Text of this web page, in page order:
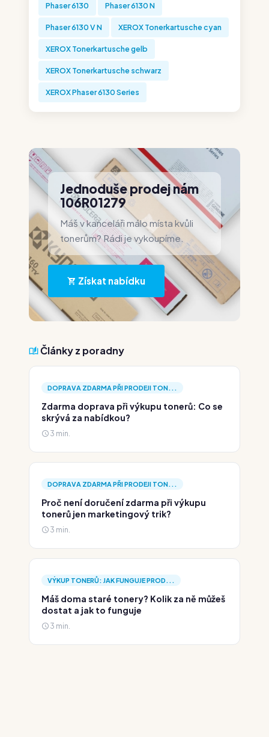
Phaser 6130 Phaser 6130 N
Phaser 6130 V N XEROX Tonerkartusche cyan
XEROX Tonerkartusche gelb
XEROX Tonerkartusche schwarz
XEROX Phaser 6130 Series
Jednoduše prodej nám
106R01279
Máš v kanceláři málo místa kvůli
tonerům? Rádi je vykoupíme.
Získat nabídku
Články z poradny
DOPRAVA ZDARMA PŘI PRODEJI TON...
Zdarma doprava při výkupu tonerů: Co se
skrývá za nabídkou?
3 min.
DOPRAVA ZDARMA PŘI PRODEJI TON...
Proč není doručení zdarma při výkupu
tonerů jen marketingový trik?
3 min.
VÝKUP TONERŮ: JAK FUNGUJE PROD...
Máš doma staré tonery? Kolik za ně můžeš
dostat a jak to funguje
3 min.